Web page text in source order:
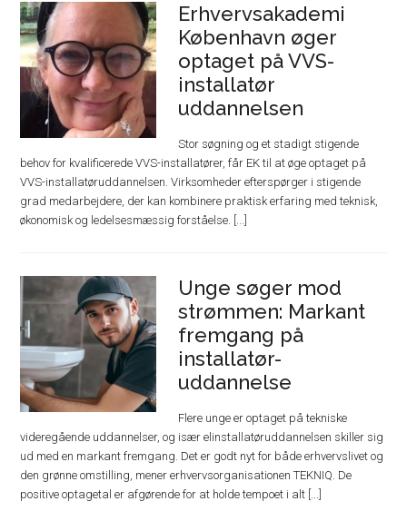
Erhvervsakademi
København øger
optaget på VVS-
installatør
uddannelsen
Stor søgning og et stadigt stigende
behov for kvalificerede VVS-installatører, får EK til at øge optaget på
VVS-installatøruddannelsen. Virksomheder efterspørger i stigende
grad medarbejdere, der kan kombinere praktisk erfaring med teknisk,
økonomisk og ledelsesmæssig forståelse. [...]
Unge søger mod
strømmen: Markant
fremgang på
installatør-
uddannelse
Flere unge er optaget på tekniske
videregående uddannelser, og især elinstallatøruddannelsen skiller sig
ud med en markant fremgang. Det er godt nyt for både erhvervslivet og
den grønne omstilling, mener erhvervsorganisationen TEKNIQ. De
positive optagetal er afgørende for at holde tempoet i alt [...]